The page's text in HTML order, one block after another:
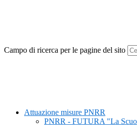
Campo di ricerca per le pagine del sito
Attuazione misure PNRR
PNRR - FUTURA "La